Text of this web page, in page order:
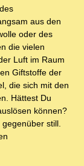
aus den
oder des
die vielen
Luft im Raum
Giftstoffe der
die sich mit den
Hättest Du
können?
still.